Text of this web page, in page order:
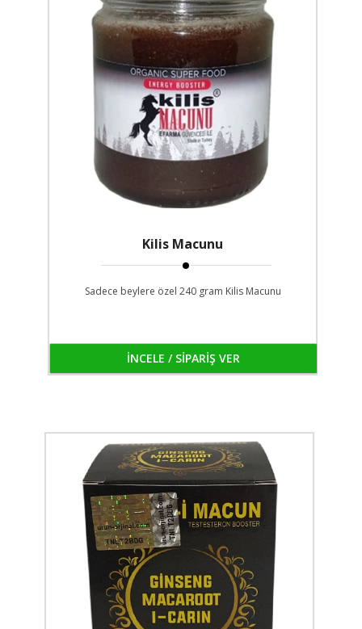
Kilis Macunu
Sadece beylere özel 240 gram Kilis Macunu
İNCELE / SİPARİŞ VER